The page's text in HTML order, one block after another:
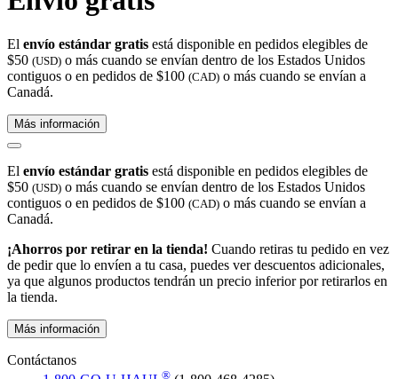
El envío estándar gratis está disponible en pedidos elegibles de
$50 (USD) o más cuando se envían dentro de los Estados Unidos
contiguos o en pedidos de $100 (CAD) o más cuando se envían a
Canadá.
Más información
El envío estándar gratis está disponible en pedidos elegibles de
$50 (USD) o más cuando se envían dentro de los Estados Unidos
contiguos o en pedidos de $100 (CAD) o más cuando se envían a
Canadá.
¡Ahorros por retirar en la tienda! Cuando retiras tu pedido en vez
de pedir que lo envíen a tu casa, puedes ver descuentos adicionales,
ya que algunos productos tendrán un precio inferior por retirarlos en
la tienda.
Más información
Contáctanos
®